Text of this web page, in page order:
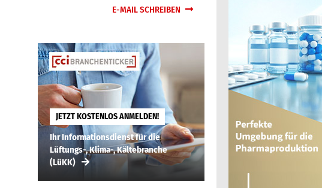
E-MAIL SCHREIBEN
JETZT KOSTENLOS ANMELDEN!
Ihr Informationsdienst für die
Lüftungs-, Klima-, Kältebranche
(LüKK)